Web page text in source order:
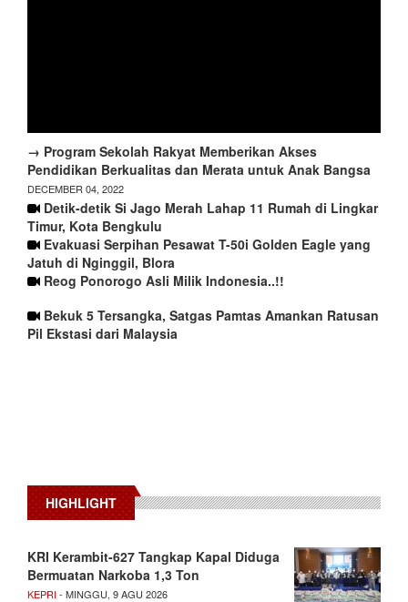
→ Program Sekolah Rakyat Memberikan Akses
Pendidikan Berkualitas dan Merata untuk Anak Bangsa
DECEMBER 04, 2022
Detik-detik Si Jago Merah Lahap 11 Rumah di Lingkar
Timur, Kota Bengkulu
Evakuasi Serpihan Pesawat T-50i Golden Eagle yang
Jatuh di Nginggil, Blora
Reog Ponorogo Asli Milik Indonesia..!!
Bekuk 5 Tersangka, Satgas Pamtas Amankan Ratusan
Pil Ekstasi dari Malaysia
HIGHLIGHT
KRI Kerambit-627 Tangkap Kapal Diduga
Bermuatan Narkoba 1,3 Ton
KEPRI- MINGGU, 9 AGU 2026